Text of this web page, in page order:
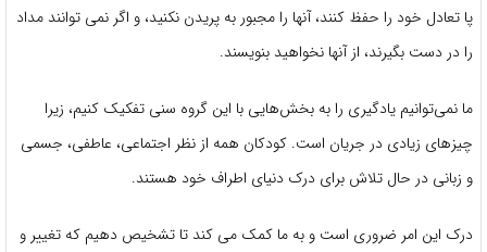
پا تعادل خود را حفظ کنند، آنها را مجبور به پریدن نکنید، و اگر نمی توانند مداد
را در دست بگیرند، از آنها نخواهید بنویسند.
ما نمی‌توانیم یادگیری را به بخش‌هایی با این گروه سنی تفکیک کنیم، زیرا
چیزهای زیادی در جریان است. کودکان همه از نظر اجتماعی، عاطفی، جسمی
و زبانی در حال تلاش برای درک دنیای اطراف خود هستند.
درک این امر ضروری است و به ما کمک می کند تا تشخیص دهیم که تغییر و